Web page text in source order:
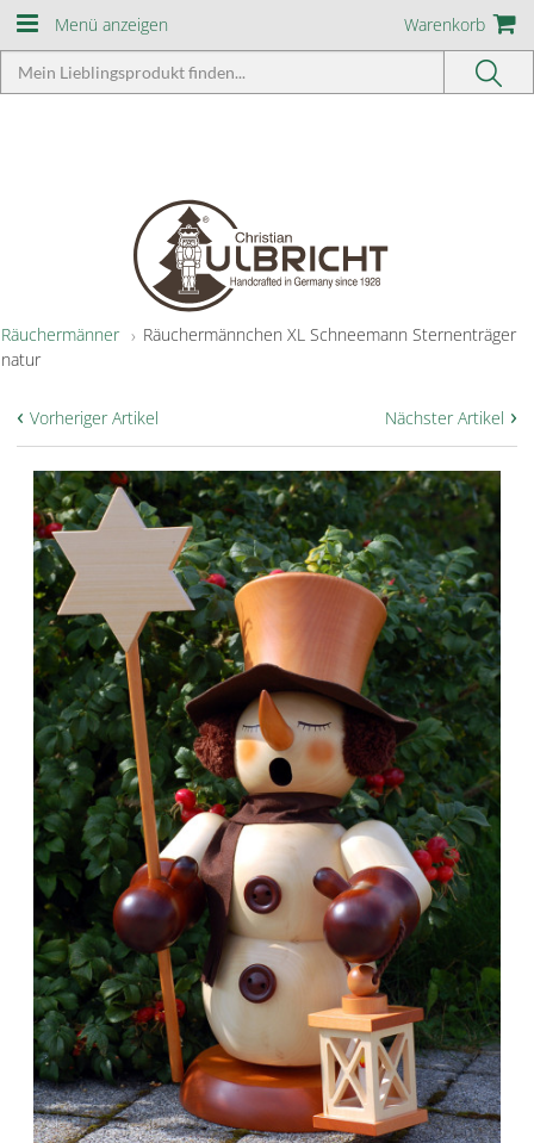
Menü anzeigen Warenkorb
Räuchermänner
Räuchermännchen XL Schneemann Sternenträger
natur
Nächster Artikel ›
‹ Vorheriger Artikel